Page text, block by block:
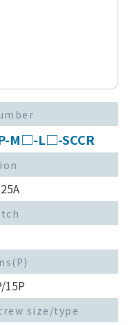
M□-L□-SCCR
15P
size/type